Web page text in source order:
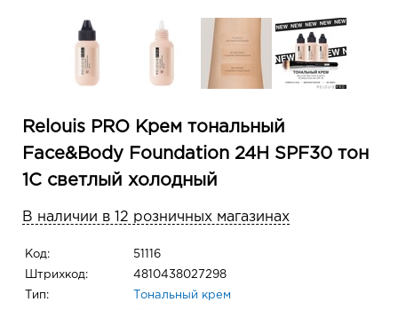
Relouis PRO Крем тональный
Face&Body Foundation 24H SPF30 тон
1С светлый холодный
В наличии в 12 розничных магазинах
Код: 51116
Штрихкод: 4810438027298
Тип: Тональный крем